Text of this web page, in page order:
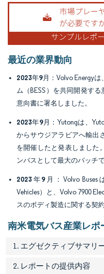
画像 © Mordor Intelligence。再利
最近の業界動向
2023年9月 ：Volvo Energy
ム（BESS）を共同開発す
意向書に署名しました。
2023年9月 ：Yutongは、
からサウジアラビアへ輸出
を開催したと発表しました
ンバスとして最大のバッチで
2023年9月
：Volvo Buses
Vehicles）と、Volvo 7900
スのボディ製造に関する契
南米電気バス産業レポ
1. エグゼクティブサマリ
2. レポートの提供内容